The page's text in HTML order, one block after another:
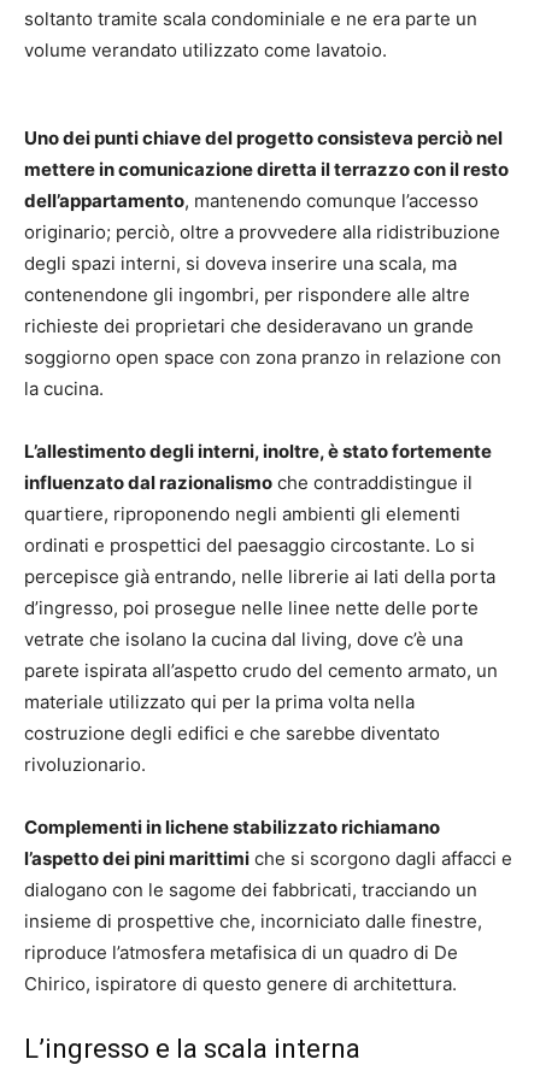
soltanto tramite scala condominiale e ne era parte un
volume verandato utilizzato come lavatoio.
Uno dei punti chiave del progetto consisteva perciò nel
mettere in comunicazione diretta il terrazzo con il resto
dell’appartamento, mantenendo comunque l’accesso
originario; perciò, oltre a provvedere alla ridistribuzione
degli spazi interni, si doveva inserire una scala, ma
contenendone gli ingombri, per rispondere alle altre
richieste dei proprietari che desideravano un grande
soggiorno open space con zona pranzo in relazione con
la cucina.
L’allestimento degli interni, inoltre, è stato fortemente
influenzato dal razionalismo che contraddistingue il
quartiere, riproponendo negli ambienti gli elementi
ordinati e prospettici del paesaggio circostante. Lo si
percepisce già entrando, nelle librerie ai lati della porta
d’ingresso, poi prosegue nelle linee nette delle porte
vetrate che isolano la cucina dal living, dove c’è una
parete ispirata all’aspetto crudo del cemento armato, un
materiale utilizzato qui per la prima volta nella
costruzione degli edifici e che sarebbe diventato
rivoluzionario.
Complementi in lichene stabilizzato richiamano
l’aspetto dei pini marittimi che si scorgono dagli affacci e
dialogano con le sagome dei fabbricati, tracciando un
insieme di prospettive che, incorniciato dalle finestre,
riproduce l’atmosfera metafisica di un quadro di De
Chirico, ispiratore di questo genere di architettura.
L’ingresso e la scala interna